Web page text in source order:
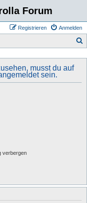
Forum
Anmelden
Registrieren
musst du auf
sein.
verbergen